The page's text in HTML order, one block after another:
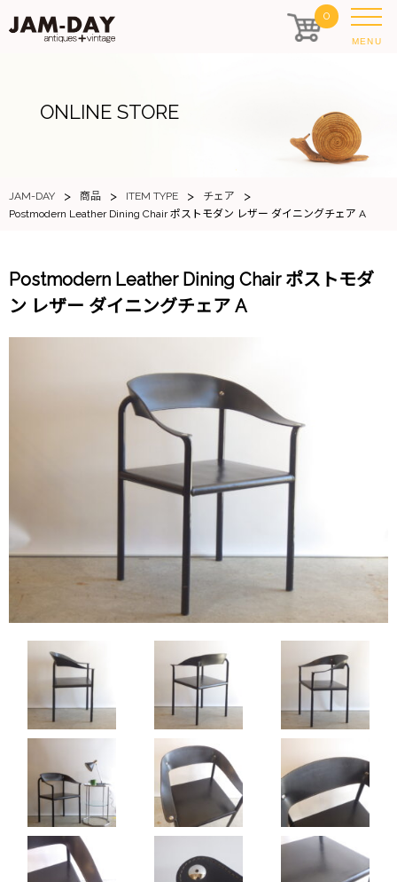
0
MENU
ONLINE STORE
JAM-DAY > 商品 > ITEM TYPE > チェア >
Postmodern Leather Dining Chair ポストモダン レザー ダイニングチェア A
Postmodern Leather Dining Chair ポストモダ
ン レザー ダイニングチェア A